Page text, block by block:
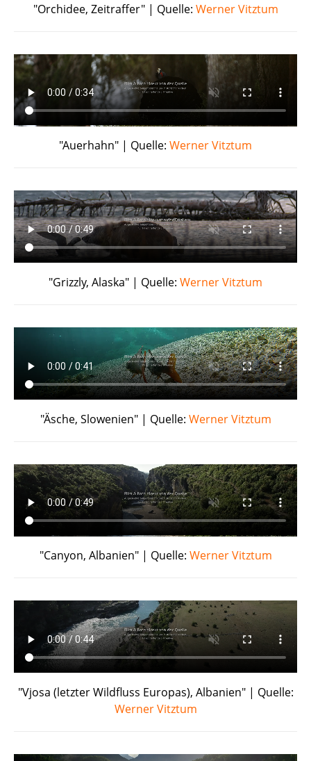
"Orchidee, Zeitraffer" | Quelle: Werner Vitztum
"Auerhahn" | Quelle: Werner Vitztum
"Grizzly, Alaska" | Quelle: Werner Vitztum
"Äsche, Slowenien" | Quelle: Werner Vitztum
"Canyon, Albanien" | Quelle: Werner Vitztum
"Vjosa (letzter Wildfluss Europas), Albanien" | Quelle:
Werner Vitztum